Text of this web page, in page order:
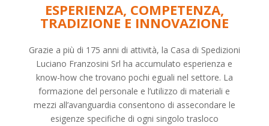
ESPERIENZA, COMPETENZA,
TRADIZIONE E INNOVAZIONE
Grazie a più di 175 anni di attività, la Casa di Spedizioni
Luciano Franzosini Srl ha accumulato esperienza e
know-how che trovano pochi eguali nel settore. La
formazione del personale e l’utilizzo di materiali e
mezzi all’avanguardia consentono di assecondare le
esigenze specifiche di ogni singolo trasloco